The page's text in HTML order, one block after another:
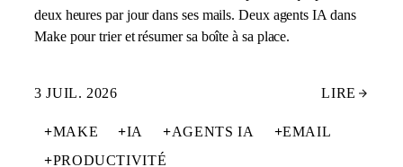
deux heures par jour dans ses mails. Deux agents IA dans
Make pour trier et résumer sa boîte à sa place.
3 JUIL. 2026 LIRE
+MAKE +IA +AGENTS IA +EMAIL
+PRODUCTIVITÉ